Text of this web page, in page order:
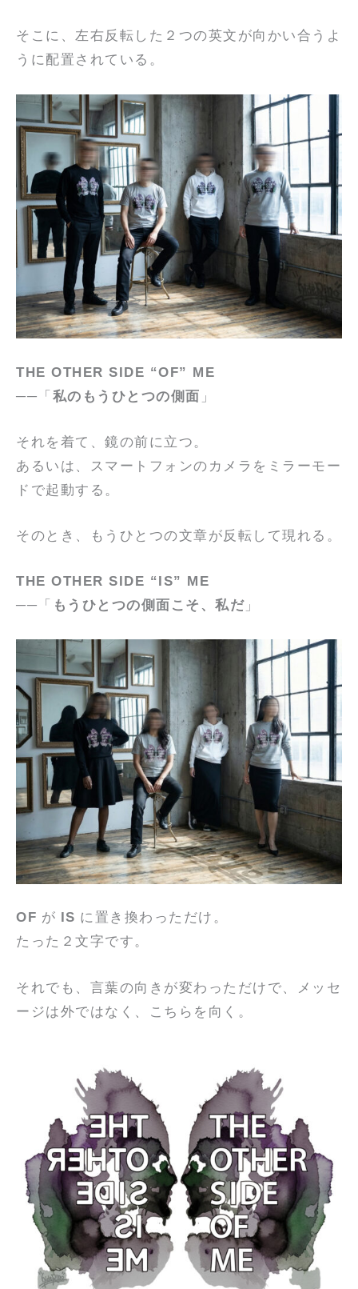
そこに、左右反転した２つの英文が向かい合うよ
うに配置されている。
THE OTHER SIDE “OF” ME
──「 私のもうひとつの側面 」
それを着て、鏡の前に立つ。
あるいは、スマートフォンのカメラをミラーモー
ドで起動する。
そのとき、もうひとつの文章が反転して現れる。
THE OTHER SIDE “IS” ME
──「 もうひとつの側面こそ、私だ 」
OF が IS に置き換わっただけ。
たった２文字です。
それでも、言葉の向きが変わっただけで、メッセ
ージは外ではなく、こちらを向く。